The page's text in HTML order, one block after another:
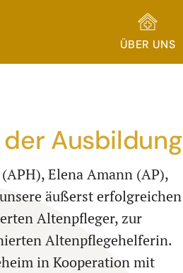
ÜBER UNS
Ausbildung
Elena Amann (AP),
äußerst erfolgreichen
Altenpfleger, zur
Altenpflegehelferin.
in Kooperation mit